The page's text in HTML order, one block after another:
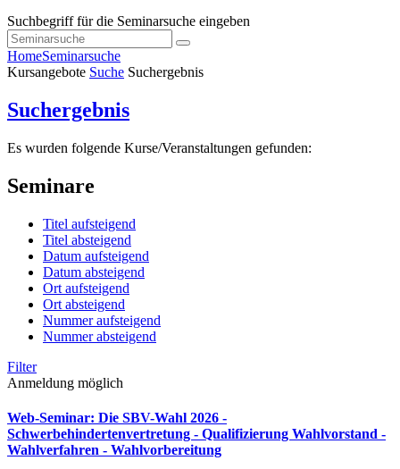
Suchbegriff für die Seminarsuche eingeben
HomeSeminarsuche
Kursangebote Suche Suchergebnis
Suchergebnis
Es wurden folgende Kurse/Veranstaltungen gefunden:
Seminare
Titel aufsteigend
Titel absteigend
Datum aufsteigend
Datum absteigend
Ort aufsteigend
Ort absteigend
Nummer aufsteigend
Nummer absteigend
Filter
Anmeldung möglich
Web-Seminar: Die SBV-Wahl 2026 -
Schwerbehindertenvertretung - Qualifizierung Wahlvorstand -
Wahlverfahren - Wahlvorbereitung